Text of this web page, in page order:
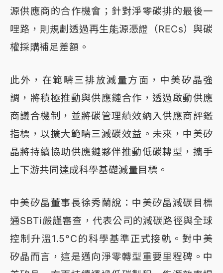
源供應商的合作機會；針對淨零碳排的最後一
哩路，則規劃透過再生能源憑證（RECs）與碳
權採購補足差額。
此外，在範疇三排放減量方面，中美矽晶強
調，將積極推動與供應鏈合作，透過啟動供應
商議合機制，並將碳管理績效納入供應商評鑑
指標，以擴大範疇三減碳效益。未來，中美矽
晶將持續協助供應鏈夥伴推動低碳轉型，攜手
上下游共同達成科學基礎減量目標。
中美矽晶董事長徐秀蘭說：中美矽晶減碳目標
通SBTi嚴謹審查，代表公司的減碳路徑與全球
控制升溫1.5°C的科學基準正式接軌。對中美
矽晶而言，這是邁向淨零轉型重要里程碑。中